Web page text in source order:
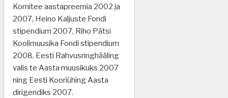
Komitee aastapreemia 2002 ja
2007, Heino Kaljuste Fondi
stipendium 2007, Riho Pätsi
Koolimuusika Fondi stipendium
2008. Eesti Rahvusringhääling
valis te Aasta muusikuks 2007
ning Eesti Kooriühing Aasta
dirigendiks 2007.